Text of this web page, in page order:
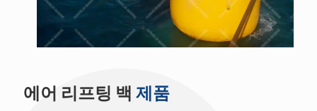
에어 리프팅 백 제품